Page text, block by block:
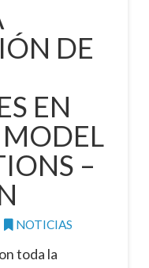
DE
EN
–
NOTICIAS
toda la